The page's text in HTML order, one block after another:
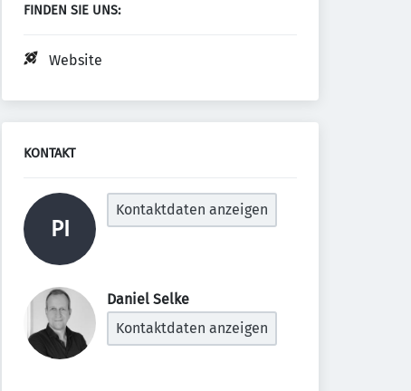
FINDEN SIE UNS:
Website
KONTAKT
PI
Kontaktdaten anzeigen
Daniel Selke
Kontaktdaten anzeigen